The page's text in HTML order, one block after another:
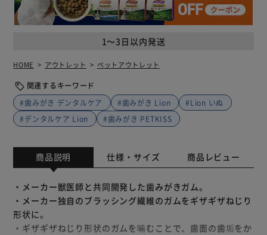
1～3日以内発送
HOME アウトレット ペットアウトレット
関連するキーワード
#歯みがき デンタルケア
#歯みがき Lion
#Lion いぬ
#デンタルケア Lion
#歯みがき PETKISS
商品説明 仕様・サイズ 商品レビュー
・メーカー獣医師と共同開発した歯みがきガム。
・メーカー独自のブラッシング繊維のガムをギザギザねじり
形状に。
・ギザギザねじり形状のガムを噛むことで、歯面の歯垢をか